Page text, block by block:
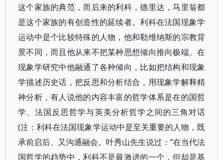
这个家族的典范，而后来的利科，德里达，马里翁都
是这个家族的有创造性的延续者。利科在法国现象学
运动中是个比较特殊的人物，他和勒维纳斯的宗教背
景不同，而且他从来不把某种思想倾向推向极端。在
现象学研究中他融通了各种倾向，比如把结构和现象
学描述历史话，把反思和分析结合，用现象学解释精
神分析，有人说他的内容丰富的哲学体系是在的国哲
学、法国反思哲学与英美分析哲学之间的三角对话
(注：利科在法国现象学运动中是至关重要的人物，既
承前启后、又沟通融会。叶秀山先生说过：“在当代法
国哲学的趋势中，利科不是最激进的一个，但却是基